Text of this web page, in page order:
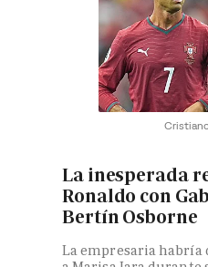
La inesperada
Ronaldo con
Bertín Osborne
La empresaria habría